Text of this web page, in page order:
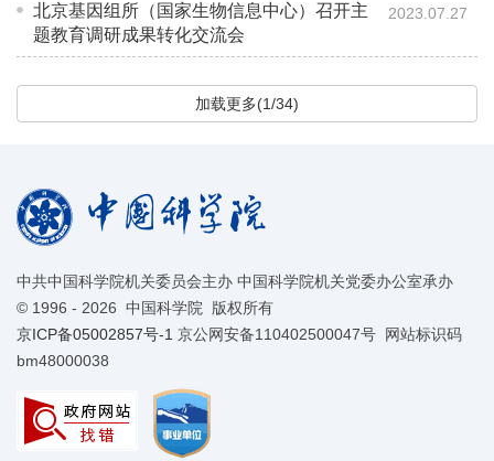
北京基因组所（国家生物信息中心）召开主
题教育调研成果转化交流会
2023.07.27
加载更多(1/34)
中共中国科学院机关委员会主办 中国科学院机关党委办公室承办
© 1996 - 2026 中国科学院 版权所有
京ICP备05002857号-1 京公网安备110402500047号 网站标识码
bm48000038